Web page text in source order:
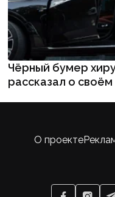
Чёрный бумер
рассказал о своём
О проекте